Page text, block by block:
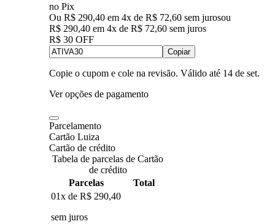
no Pix
Ou R$ 290,40 em 4x de R$ 72,60 sem jurosou
R$ 290,40 em 4x de R$ 72,60 sem juros
R$ 30 OFF
Copiar
Copie o cupom e cole na revisão. Válido até 14 de set.
Ver opções de pagamento
Parcelamento
Cartão Luiza
Cartão de crédito
Tabela de parcelas de Cartão
de crédito
Parcelas
Total
01x de R$ 290,40
sem juros